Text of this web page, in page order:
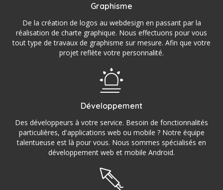
Graphisme
De la création de logos au webdesign en passant par la
réalisation de charte graphique. Nous effectuons pour vous
tout type de travaux de graphisme sur mesure. Afin que votre
projet reflète votre personnalité.
Développement
Des développeurs à votre service. Besoin de fonctionnalités
particulières, d'applications web ou mobile ? Notre équipe
talentueuse est là pour vous. Nous sommes spécialisés en
développement web et mobile Android.